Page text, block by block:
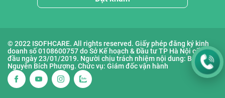
© 2022 ISOFHCARE. All rights reserved. Giấy phép đăng ký kinh
doanh số 0108600757 do Sở Kế hoạch & Đầu tư TP Hà Nội cấp lần
đầu ngày 23/01/2019. Người chịu trách nhiệm nội dung: Bà
Nguyễn Bích Phượng. Chức vụ: Giám đốc vận hành